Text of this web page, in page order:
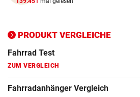
PRODUKT VERGLEICHE
ZUM VERGLEICH
Fahrrad Test
ZUM VERGLEICH
Fahrradanhänger Vergleich